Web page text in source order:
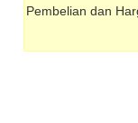
Pembelian dan